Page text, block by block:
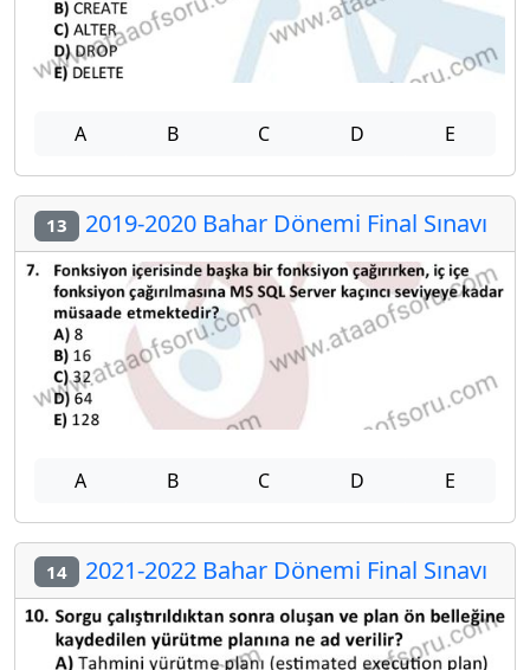
A B C D E
13 2019-2020 Bahar Dönemi Final Sınavı
A B C D E
14 2021-2022 Bahar Dönemi Final Sınavı